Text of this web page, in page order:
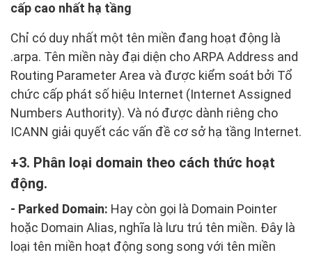
cấp cao nhất hạ tầng
Chỉ có duy nhất một tên miền đang hoạt động là
.arpa. Tên miền này đại diện cho ARPA Address and
Routing Parameter Area và được kiểm soát bởi Tổ
chức cấp phát số hiệu Internet (Internet Assigned
Numbers Authority). Và nó được dành riêng cho
ICANN giải quyết các vấn đề cơ sở hạ tầng Internet.
3. Phân loại domain theo cách thức hoạt
động.
- Parked Domain: Hay còn gọi là Domain Pointer
hoặc Domain Alias, nghĩa là lưu trú tên miền. Đây là
loại tên miền hoạt động song song với tên miền